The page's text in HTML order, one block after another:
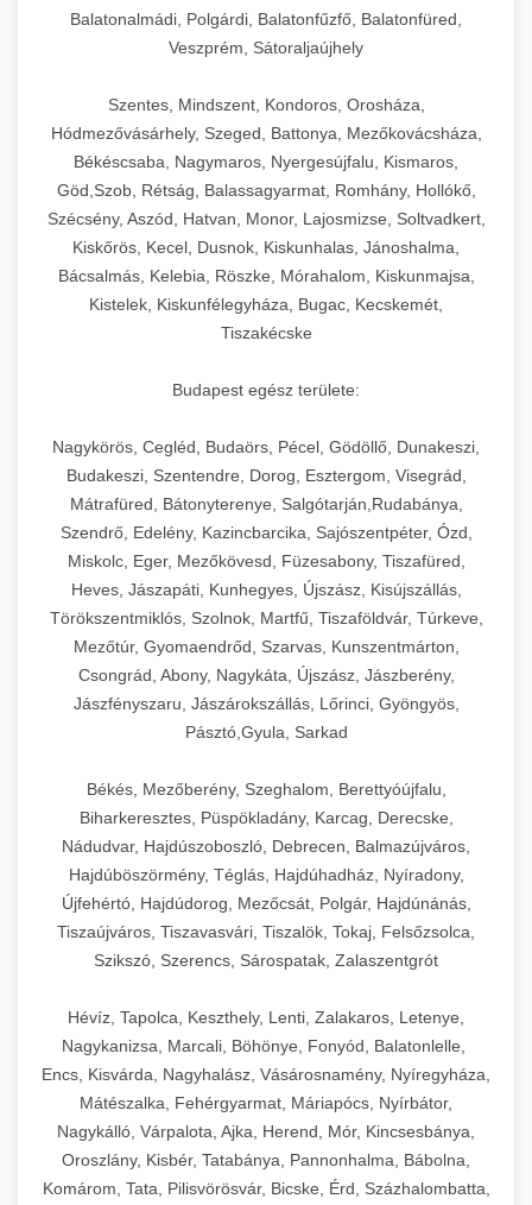
Balatonalmádi, Polgárdi, Balatonfűzfő, Balatonfüred,
Veszprém, Sátoraljaújhely
Szentes, Mindszent, Kondoros, Orosháza,
Hódmezővásárhely, Szeged, Battonya, Mezőkovácsháza,
Békéscsaba, Nagymaros, Nyergesújfalu, Kismaros,
Göd,Szob, Rétság, Balassagyarmat, Romhány, Hollókő,
Szécsény, Aszód, Hatvan, Monor, Lajosmizse, Soltvadkert,
Kiskőrös, Kecel, Dusnok, Kiskunhalas, Jánoshalma,
Bácsalmás, Kelebia, Röszke, Mórahalom, Kiskunmajsa,
Kistelek, Kiskunfélegyháza, Bugac, Kecskemét,
Tiszakécske
Budapest egész területe:
Nagykörös, Cegléd, Budaörs, Pécel, Gödöllő, Dunakeszi,
Budakeszi, Szentendre, Dorog, Esztergom, Visegrád,
Mátrafüred, Bátonyterenye, Salgótarján,Rudabánya,
Szendrő, Edelény, Kazincbarcika, Sajószentpéter, Ózd,
Miskolc, Eger, Mezőkövesd, Füzesabony, Tiszafüred,
Heves, Jászapáti, Kunhegyes, Újszász, Kisújszállás,
Törökszentmiklós, Szolnok, Martfű, Tiszaföldvár, Túrkeve,
Mezőtúr, Gyomaendrőd, Szarvas, Kunszentmárton,
Csongrád, Abony, Nagykáta, Újszász, Jászberény,
Jászfényszaru, Jászárokszállás, Lőrinci, Gyöngyös,
Pásztó,Gyula, Sarkad
Békés, Mezőberény, Szeghalom, Berettyóújfalu,
Biharkeresztes, Püspökladány, Karcag, Derecske,
Nádudvar, Hajdúszoboszló, Debrecen, Balmazújváros,
Hajdúböszörmény, Téglás, Hajdúhadház, Nyíradony,
Újfehértó, Hajdúdorog, Mezőcsát, Polgár, Hajdúnánás,
Tiszaújváros, Tiszavasvári, Tiszalök, Tokaj, Felsőzsolca,
Szikszó, Szerencs, Sárospatak, Zalaszentgrót
Hévíz, Tapolca, Keszthely, Lenti, Zalakaros, Letenye,
Nagykanizsa, Marcali, Böhönye, Fonyód, Balatonlelle,
Encs, Kisvárda, Nagyhalász, Vásárosnamény, Nyíregyháza,
Mátészalka, Fehérgyarmat, Máriapócs, Nyírbátor,
Nagykálló, Várpalota, Ajka, Herend, Mór, Kincsesbánya,
Oroszlány, Kisbér, Tatabánya, Pannonhalma, Bábolna,
Komárom, Tata, Pilisvörösvár, Bicske, Érd, Százhalombatta,